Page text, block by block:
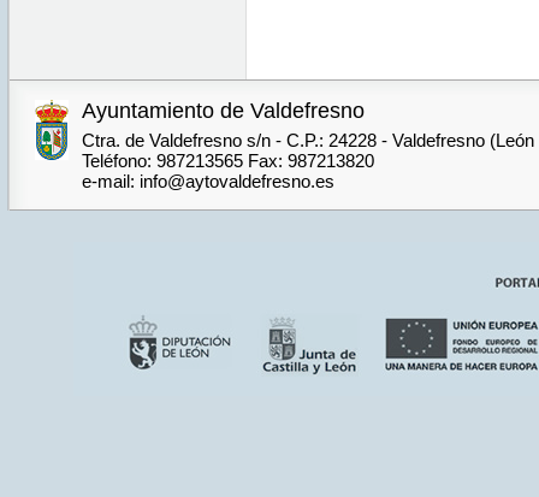
Ayuntamiento de Valdefresno
Ctra. de Valdefresno s/n - C.P.: 24228 - Valdefresno
Teléfono: 987213565 Fax: 987213820
e-mail: info@aytovaldefresno.es